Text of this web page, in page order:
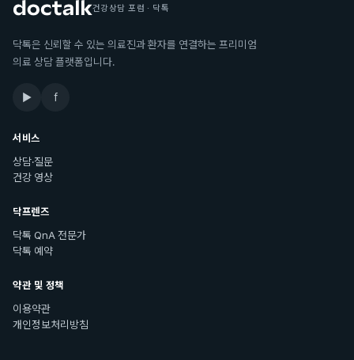
건강상담 포럼 · 닥톡
닥톡은 신뢰할 수 있는 의료진과 환자를 연결하는 프리미엄
의료 상담 플랫폼입니다.
▶ f
서비스
상담·질문
건강 영상
닥프렌즈
닥톡 QnA 전문가
닥톡 예약
약관 및 정책
이용약관
개인정보처리방침